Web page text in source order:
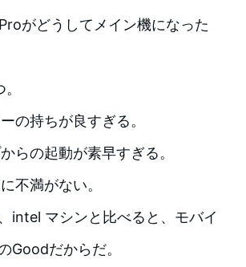
がどうしてメイン機になった
の持ちが良すぎる。
らの起動が素早すぎる。
不満がない。
intel マシンと比べると、モバイ
Goodだからだ。